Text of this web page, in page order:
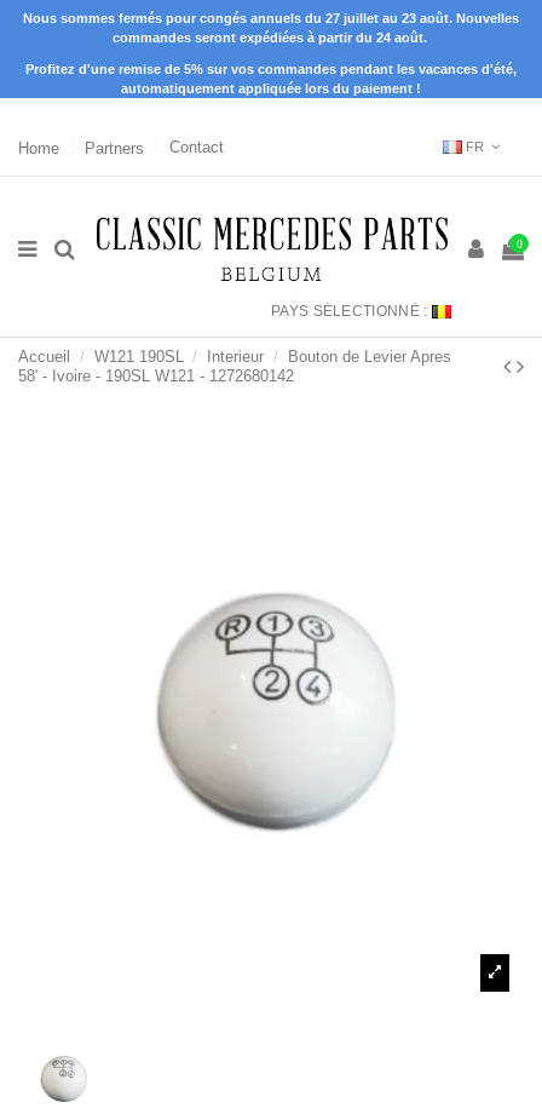
Nous sommes fermés pour congés annuels du 27 juillet au 23 août. Nouvelles
commandes seront expédiées à partir du 24 août.
Profitez d'une remise de 5% sur vos commandes pendant les vacances d'été,
automatiquement appliquée lors du paiement !
Home Partners Contact FR
0
PAYS SÉLECTIONNÉ :
Accueil W121 190SL Interieur
Bouton de Levier Apres
58' - Ivoire - 190SL W121 - 1272680142